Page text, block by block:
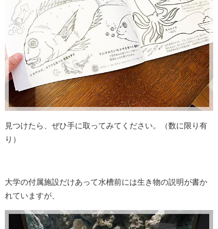
見つけたら、ぜひ手に取ってみてください。（数に限り有
り）
大学の付属施設だけあって水槽前には生き物の説明が書か
れていますが、